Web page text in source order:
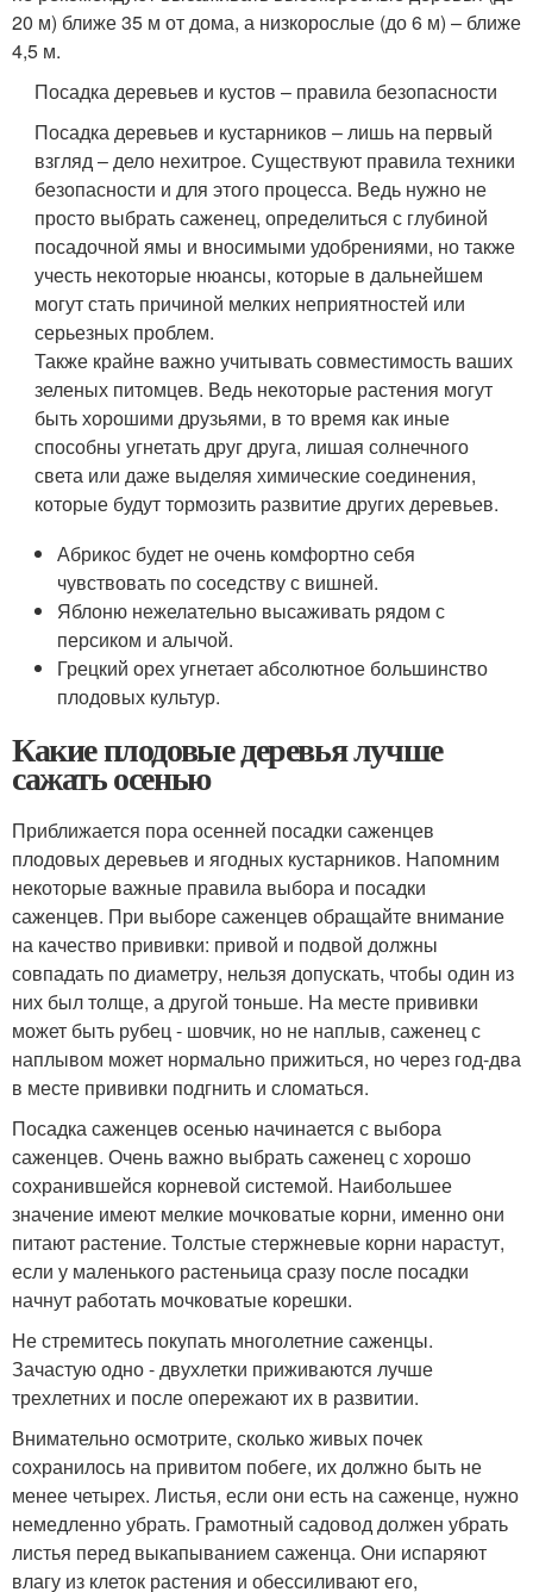
20 м) ближе 35 м от дома, а низкорослые (до 6 м) – ближе
4,5 м.
Посадка деревьев и кустов – правила безопасности
Посадка деревьев и кустарников – лишь на первый
взгляд – дело нехитрое. Существуют правила техники
безопасности и для этого процесса. Ведь нужно не
просто выбрать саженец, определиться с глубиной
посадочной ямы и вносимыми удобрениями, но также
учесть некоторые нюансы, которые в дальнейшем
могут стать причиной мелких неприятностей или
серьезных проблем.
Также крайне важно учитывать совместимость ваших
зеленых питомцев. Ведь некоторые растения могут
быть хорошими друзьями, в то время как иные
способны угнетать друг друга, лишая солнечного
света или даже выделяя химические соединения,
которые будут тормозить развитие других деревьев.
Абрикос будет не очень комфортно себя
чувствовать по соседству с вишней.
Яблоню нежелательно высаживать рядом с
персиком и алычой.
Грецкий орех угнетает абсолютное большинство
плодовых культур.
Какие плодовые деревья лучше
сажать осенью
Приближается пора осенней посадки саженцев
плодовых деревьев и ягодных кустарников. Напомним
некоторые важные правила выбора и посадки
саженцев. При выборе саженцев обращайте внимание
на качество прививки: привой и подвой должны
совпадать по диаметру, нельзя допускать, чтобы один из
них был толще, а другой тоньше. На месте прививки
может быть рубец - шовчик, но не наплыв, саженец с
наплывом может нормально прижиться, но через год-два
в месте прививки подгнить и сломаться.
Посадка саженцев осенью начинается с выбора
саженцев. Очень важно выбрать саженец с хорошо
сохранившейся корневой системой. Наибольшее
значение имеют мелкие мочковатые корни, именно они
питают растение. Толстые стержневые корни нарастут,
если у маленького растеньица сразу после посадки
начнут работать мочковатые корешки.
Не стремитесь покупать многолетние саженцы.
Зачастую одно - двухлетки приживаются лучше
трехлетних и после опережают их в развитии.
Внимательно осмотрите, сколько живых почек
сохранилось на привитом побеге, их должно быть не
менее четырех. Листья, если они есть на саженце, нужно
немедленно убрать. Грамотный садовод должен убрать
листья перед выкапыванием саженца. Они испаряют
влагу из клеток растения и обессиливают его,